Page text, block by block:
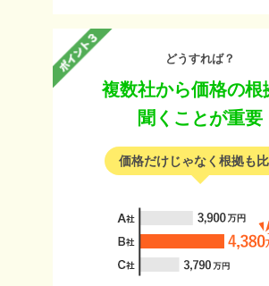
どうすれば？
複数社から価格の根
聞くことが重要
価格だけじゃなく根拠も